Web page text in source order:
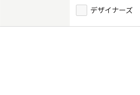
デザイナーズ